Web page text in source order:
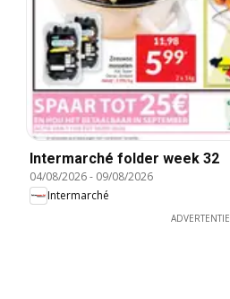
Intermarché folder week 32
04/08/2026- 09/08/2026
Intermarché
ADVERTENTIE